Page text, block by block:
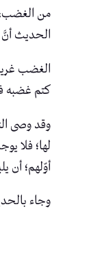
من الغضب،
الحديث أنَّ
الغضب
كتم غضبه
وقد وصى
لها؛ فلا
أوّلهم؛ أن
وجاء